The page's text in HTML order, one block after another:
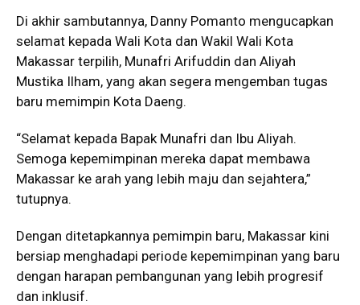
Di akhir sambutannya, Danny Pomanto mengucapkan
selamat kepada Wali Kota dan Wakil Wali Kota
Makassar terpilih, Munafri Arifuddin dan Aliyah
Mustika Ilham, yang akan segera mengemban tugas
baru memimpin Kota Daeng.
“Selamat kepada Bapak Munafri dan Ibu Aliyah.
Semoga kepemimpinan mereka dapat membawa
Makassar ke arah yang lebih maju dan sejahtera,”
tutupnya.
Dengan ditetapkannya pemimpin baru, Makassar kini
bersiap menghadapi periode kepemimpinan yang baru
dengan harapan pembangunan yang lebih progresif
dan inklusif.